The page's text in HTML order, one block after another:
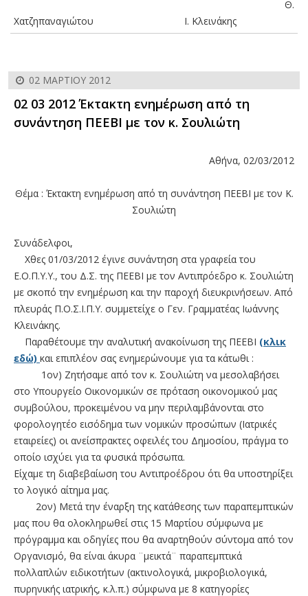
Θ.
Χατζηπαναγιώτου Ι. Κλεινάκης
02 ΜΑΡΤΊΟΥ 2012
02 03 2012 Έκτακτη ενημέρωση από τη
συνάντηση ΠΕΕΒΙ με τον κ. Σουλιώτη
Αθήνα, 02/03/2012
Θέμα : Έκτακτη ενημέρωση από τη συνάντηση ΠΕΕΒΙ με τον Κ.
Σουλιώτη
Συνάδελφοι,
Χθες 01/03/2012 έγινε συνάντηση στα γραφεία του
Ε.Ο.Π.Υ.Υ., του Δ.Σ. της ΠΕΕΒΙ με τον Αντιπρόεδρο κ. Σουλιώτη
με σκοπό την ενημέρωση και την παροχή διευκρινήσεων. Από
πλευράς Π.Ο.Σ.Ι.Π.Υ. συμμετείχε ο Γεν. Γραμματέας Ιωάννης
Κλεινάκης.
Παραθέτουμε την αναλυτική ανακοίνωση της ΠΕΕΒΙ (κλικ
εδώ) και επιπλέον σας ενημερώνουμε για τα κάτωθι :
1ον) Ζητήσαμε από τον κ. Σουλιώτη να μεσολαβήσει
στο Υπουργείο Οικονομικών σε πρόταση οικονομικού μας
συμβούλου, προκειμένου να μην περιλαμβάνονται στο
φορολογητέο εισόδημα των νομικών προσώπων (Ιατρικές
εταιρείες) οι ανείσπρακτες οφειλές του Δημοσίου, πράγμα το
οποίο ισχύει για τα φυσικά πρόσωπα.
Είχαμε τη διαβεβαίωση του Αντιπροέδρου ότι θα υποστηρίξει
το λογικό αίτημα μας.
2ον) Μετά την έναρξη της κατάθεσης των παραπεμπτικών
μας που θα ολοκληρωθεί στις 15 Μαρτίου σύμφωνα με
πρόγραμμα και οδηγίες που θα αναρτηθούν σύντομα από τον
Οργανισμό, θα είναι άκυρα ¨μεικτά¨ παραπεμπτικά
πολλαπλών ειδικοτήτων (ακτινολογικά, μικροβιολογικά,
πυρηνικής ιατρικής, κ.λ.π.) σύμφωνα με 8 κατηγορίες